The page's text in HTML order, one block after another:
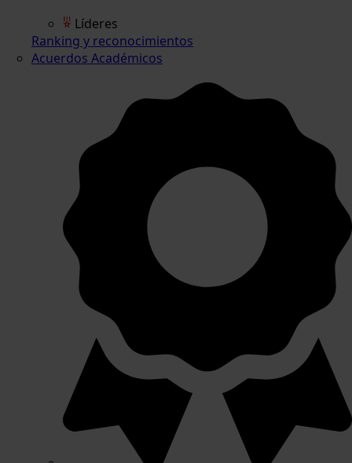
Líderes
Ranking y reconocimientos
Acuerdos Académicos